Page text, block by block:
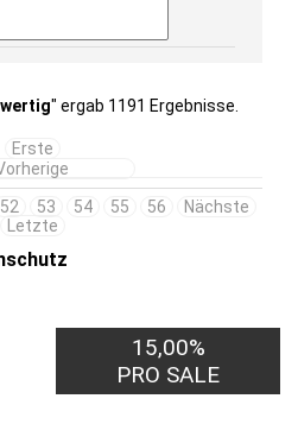
" ergab 1191 Ergebnisse.
Erste
52 53 54 55 56
Nächste
Letzte
15,00%
PRO SALE